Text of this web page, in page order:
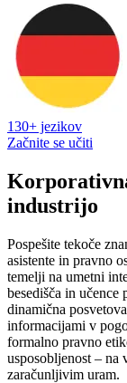
130+ jezikov
Začnite se učiti
industrijo
Pospešite tekoče
asistente in pravno
temelji na umetni
besedišča in učence
dinamična
informacijami v
formalno pravno
usposobljenost – na
zaračunljivim uram.